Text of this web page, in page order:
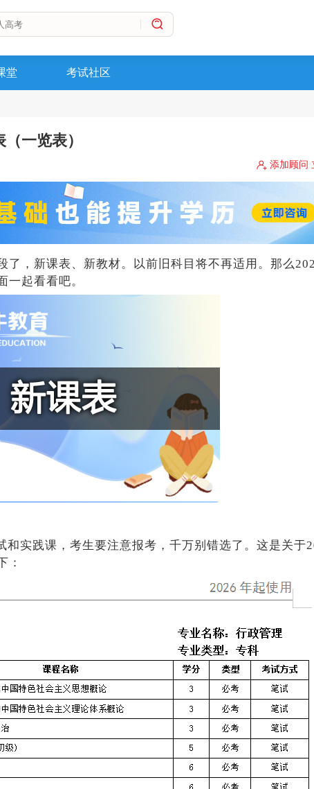
堂 考试社区
一览表）
添加顾问
了，新课表、新教材。以前旧科目将不再适用。那么
一起看看吧。
和实践课，考生要注意报考，千万别错选了。这是关于
：